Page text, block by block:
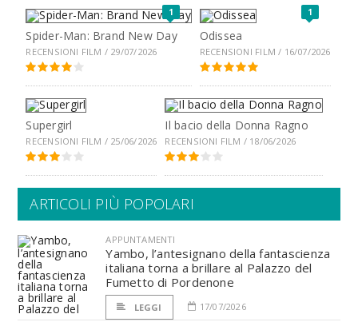
1
Spider-Man: Brand New Day
RECENSIONI FILM / 29/07/2026
1
Odissea
RECENSIONI FILM / 16/07/2026
Supergirl
RECENSIONI FILM / 25/06/2026
Il bacio della Donna Ragno
RECENSIONI FILM / 18/06/2026
ARTICOLI PIÙ POPOLARI
APPUNTAMENTI
Yambo, l’antesignano della fantascienza
italiana torna a brillare al Palazzo del
Fumetto di Pordenone
LEGGI
17/07/2026